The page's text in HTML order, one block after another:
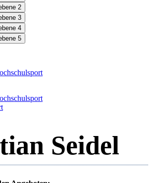
2
3
4
5
Seidel